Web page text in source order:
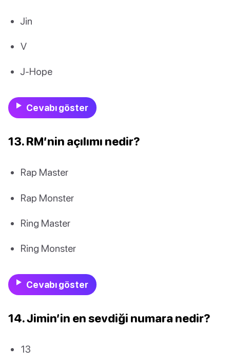
Jin
V
J-Hope
Cevabı göster
13. RM’nin açılımı nedir?
Rap Master
Rap Monster
Ring Master
Ring Monster
Cevabı göster
14. Jimin’in en sevdiği numara nedir?
13